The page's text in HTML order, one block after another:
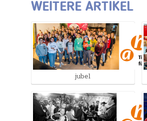
WEITERE ARTIKEL
jubel